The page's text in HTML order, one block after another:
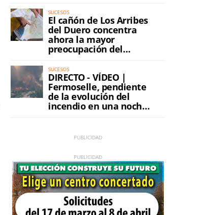
SUCESOS
El cañón de Los Arribes
del Duero concentra
ahora la mayor
preocupación del
incendio
SUCESOS
DIRECTO - VÍDEO |
Fermoselle, pendiente
de la evolución del
incendio en una noche